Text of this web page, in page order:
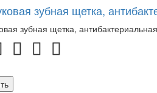
зубная щетка,
зубная щетка,